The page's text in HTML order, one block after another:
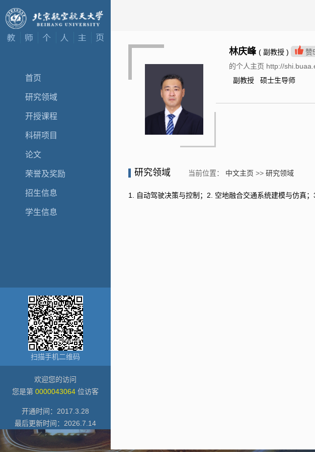
首页
研究领域
开授课程
科研项目
论文
荣誉及奖励
招生信息
学生信息
扫描手机二维码
欢迎您的访问
您是第 0000043064 位访客
开通时间： 2017 3 28
最后更新时间： 2026 7 14
林庆峰 ( 副教授 ) 赞
的个人主页 http://
副教授 硕士生导师
研究领域 当前位置： 中文主页 >> 研究领域
1. 自动驾驶决策与控制；2. 空地融合交通系统建模与仿真